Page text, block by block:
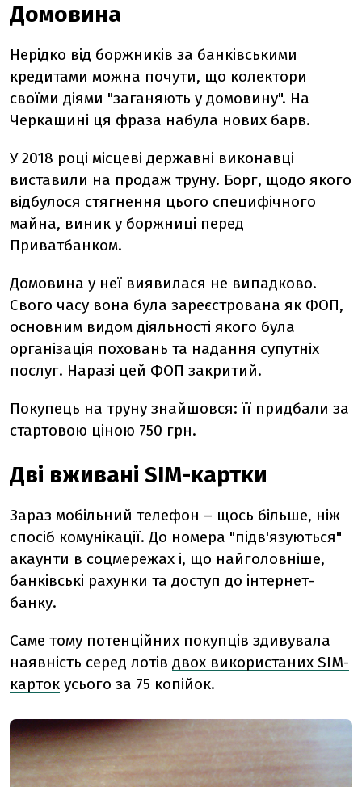
Домовина
Нерідко від боржників за банківськими
кредитами можна почути, що колектори
своїми діями "заганяють у домовину". На
Черкащині ця фраза набула нових барв.
У 2018 році місцеві державні виконавці
виставили на продаж труну. Борг, щодо якого
відбулося стягнення цього специфічного
майна, виник у боржниці перед
Приватбанком.
Домовина у неї виявилася не випадково.
Свого часу вона була зареєстрована як ФОП,
основним видом діяльності якого була
організація поховань та надання супутніх
послуг. Наразі цей ФОП закритий.
Покупець на труну знайшовся: її придбали за
стартовою ціною 750 грн.
Дві вживані SIM-картки
Зараз мобільний телефон – щось більше, ніж
спосіб комунікації. До номера "підв'язуються"
акаунти в соцмережах і, що найголовніше,
банківські рахунки та доступ до інтернет-
банку.
Саме тому потенційних покупців здивувала
наявність серед лотів двох використаних SIM-
карток усього за 75 копійок.